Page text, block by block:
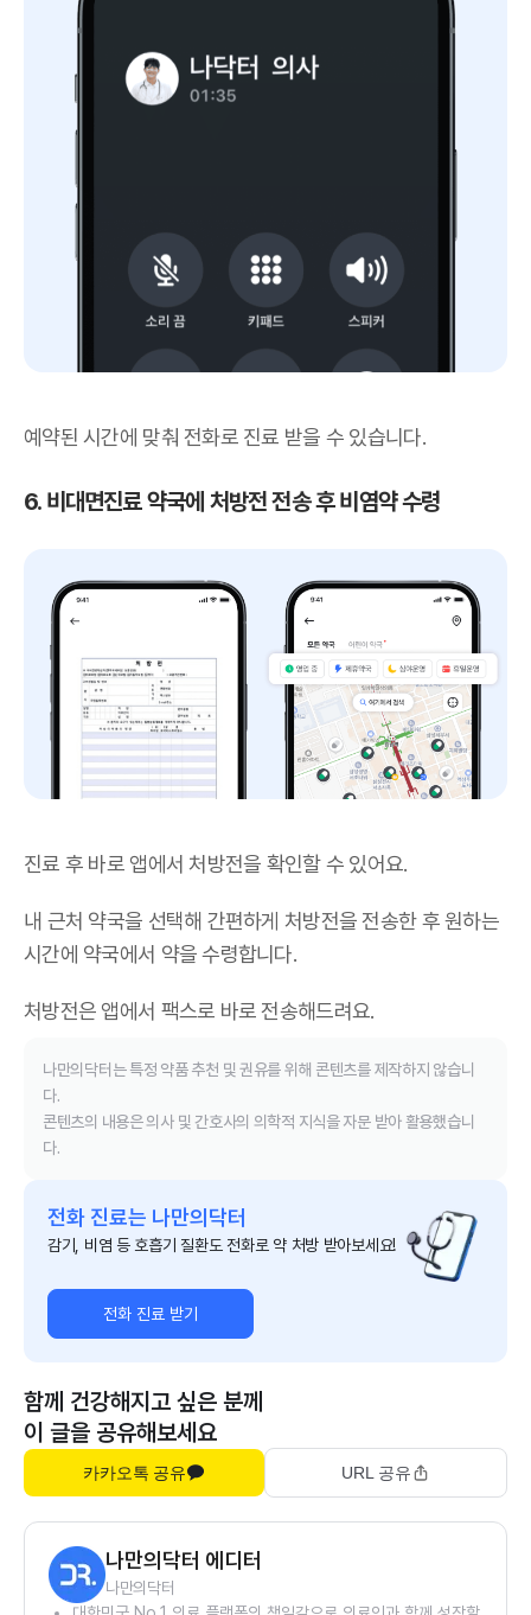
예약된 시간에 맞춰 전화로 진료 받을 수 있습니다.
6. 비대면진료 약국에 처방전 전송 후 비염약 수령
진료 후 바로 앱에서 처방전을 확인할 수 있어요.
내 근처 약국을 선택해 간편하게 처방전을 전송한 후 원하는
시간에 약국에서 약을 수령합니다.
처방전은 앱에서 팩스로 바로 전송해드려요.
나만의닥터는 특정 약품 추천 및 권유를 위해 콘텐츠를 제작하지 않습니
다.
콘텐츠의 내용은 의사 및 간호사의 의학적 지식을 자문 받아 활용했습니
다.
전화 진료는 나만의닥터
감기, 비염 등 호흡기 질환도 전화로 약 처방 받아보세요!
전화 진료 받기
함께 건강해지고 싶은 분께
이 글을 공유해보세요
카카오톡 공유 URL 공유
나만의닥터 에디터
나만의닥터